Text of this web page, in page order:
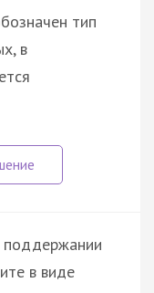
тип
в
поддержании
в виде